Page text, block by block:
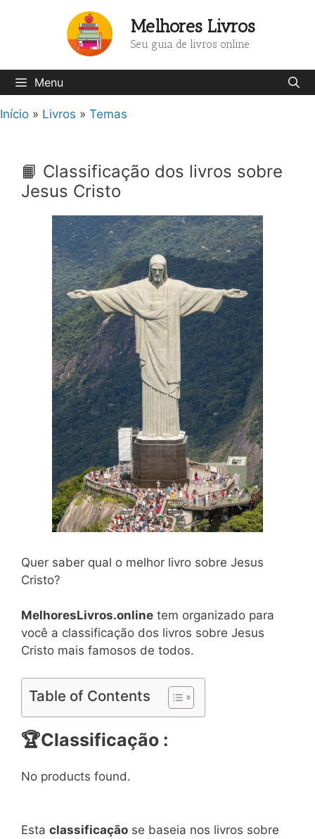
Melhores Livros
Seu guia de livros online
Menu
Início » Livros » Temas
📙 Classificação dos livros sobre
Jesus Cristo
Quer saber qual o melhor livro sobre Jesus
Cristo?
MelhoresLivros.online tem organizado para
você a classificação dos livros sobre Jesus
Cristo mais famosos de todos.
Table of Contents
🏆Classificação :
No products found.
Esta classificação se baseia nos livros sobre